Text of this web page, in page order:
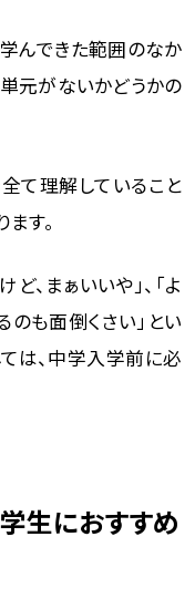
んできた範囲のなか
元がないかどうかの
て理解していること
す。
、まぁいいや」、「よ
も面倒くさい」とい
は、中学入学前に必
生におすすめ